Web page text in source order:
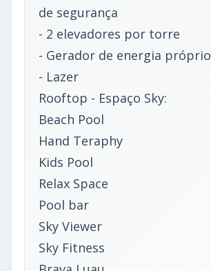
de segurança
- 2 elevadores por torre
- Gerador de energia próprio
- Lazer
Rooftop - Espaço Sky:
Beach Pool
Hand Teraphy
Kids Pool
Relax Space
Pool bar
Sky Viewer
Sky Fitness